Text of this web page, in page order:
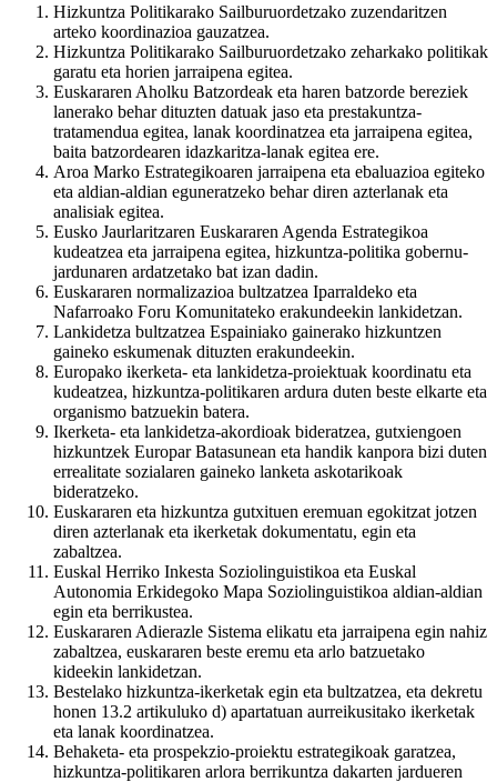
Hizkuntza Politikarako Sailburuordetzako zuzendaritzen
arteko koordinazioa gauzatzea.
Hizkuntza Politikarako Sailburuordetzako zeharkako politikak
garatu eta horien jarraipena egitea.
Euskararen Aholku Batzordeak eta haren batzorde bereziek
lanerako behar dituzten datuak jaso eta prestakuntza-
tratamendua egitea, lanak koordinatzea eta jarraipena egitea,
baita batzordearen idazkaritza-lanak egitea ere.
Aroa Marko Estrategikoaren jarraipena eta ebaluazioa egiteko
eta aldian-aldian eguneratzeko behar diren azterlanak eta
analisiak egitea.
Eusko Jaurlaritzaren Euskararen Agenda Estrategikoa
kudeatzea eta jarraipena egitea, hizkuntza-politika gobernu-
jardunaren ardatzetako bat izan dadin.
Euskararen normalizazioa bultzatzea Iparraldeko eta
Nafarroako Foru Komunitateko erakundeekin lankidetzan.
Lankidetza bultzatzea Espainiako gainerako hizkuntzen
gaineko eskumenak dituzten erakundeekin.
Europako ikerketa- eta lankidetza-proiektuak koordinatu eta
kudeatzea, hizkuntza-politikaren ardura duten beste elkarte eta
organismo batzuekin batera.
Ikerketa- eta lankidetza-akordioak bideratzea, gutxiengoen
hizkuntzek Europar Batasunean eta handik kanpora bizi duten
errealitate sozialaren gaineko lanketa askotarikoak
bideratzeko.
Euskararen eta hizkuntza gutxituen eremuan egokitzat jotzen
diren azterlanak eta ikerketak dokumentatu, egin eta
zabaltzea.
Euskal Herriko Inkesta Soziolinguistikoa eta Euskal
Autonomia Erkidegoko Mapa Soziolinguistikoa aldian-aldian
egin eta berrikustea.
Euskararen Adierazle Sistema elikatu eta jarraipena egin nahiz
zabaltzea, euskararen beste eremu eta arlo batzuetako
kideekin lankidetzan.
Bestelako hizkuntza-ikerketak egin eta bultzatzea, eta dekretu
honen 13.2 artikuluko d) apartatuan aurreikusitako ikerketak
eta lanak koordinatzea.
Behaketa- eta prospekzio-proiektu estrategikoak garatzea,
hizkuntza-politikaren arlora berrikuntza dakarten jardueren